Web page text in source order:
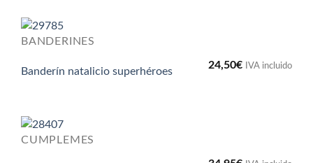
BANDERINES
Banderín natalicio superhéroes
24,50€ IVA incluido
CUMPLEMES